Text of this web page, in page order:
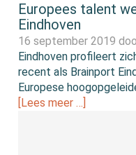
Europees talent
Eindhoven
16 september 2019
Eindhoven profileert
recent als Brainport
Europese
[Lees meer …]